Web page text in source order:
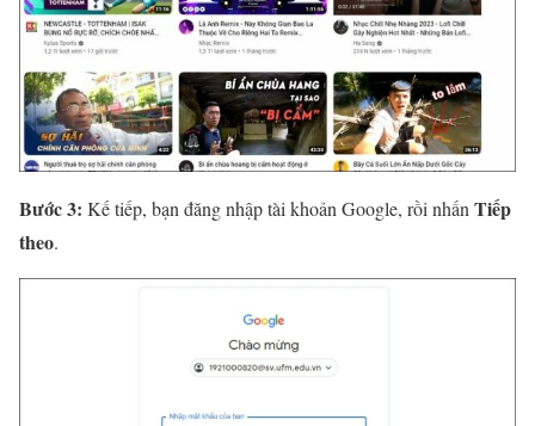
Bước 3: Kế tiếp, bạn đăng nhập tài khoản Google, rồi nhấn Tiếp
theo.